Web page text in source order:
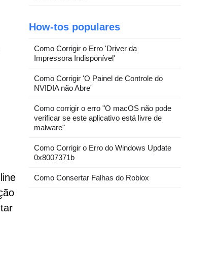
How-tos populares
Como Corrigir o Erro 'Driver da
Impressora Indisponível'
Como Corrigir 'O Painel de Controle do
NVIDIA não Abre'
Como corrigir o erro "O macOS não pode
verificar se este aplicativo está livre de
malware"
Como Corrigir o Erro do Windows Update
0x8007371b
Como Consertar Falhas do Roblox